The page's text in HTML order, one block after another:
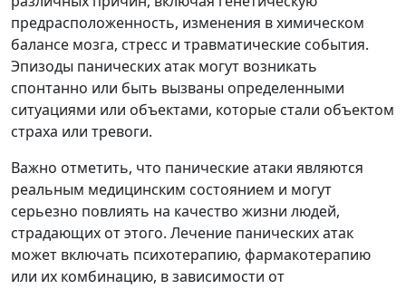
предрасположенность, изменения в химическом
балансе мозга, стресс и травматические события.
Эпизоды панических атак могут возникать
спонтанно или быть вызваны определенными
ситуациями или объектами, которые стали объектом
страха или тревоги.
Важно отметить, что панические атаки являются
реальным медицинским состоянием и могут
серьезно повлиять на качество жизни людей,
страдающих от этого. Лечение панических атак
может включать психотерапию, фармакотерапию
или их комбинацию, в зависимости от